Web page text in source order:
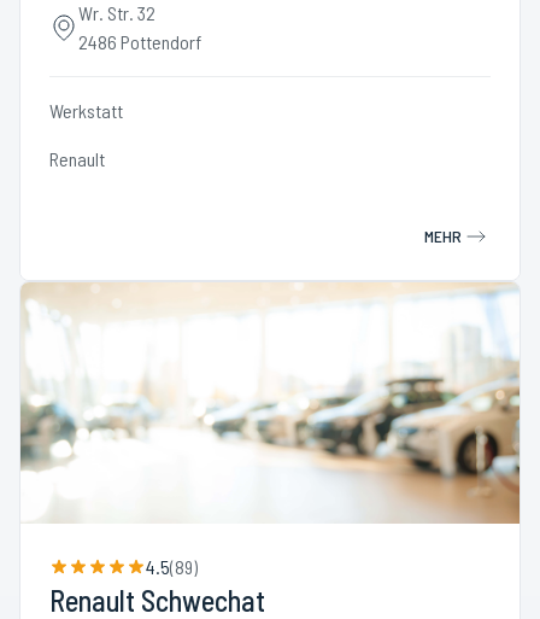
Wr. Str. 32
2486 Pottendorf
Werkstatt
Renault
MEHR
4.5(89)
Renault Schwechat